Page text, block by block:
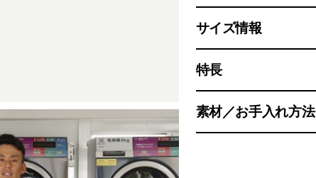
サイズ情報
特長
素材／お手入れ方法